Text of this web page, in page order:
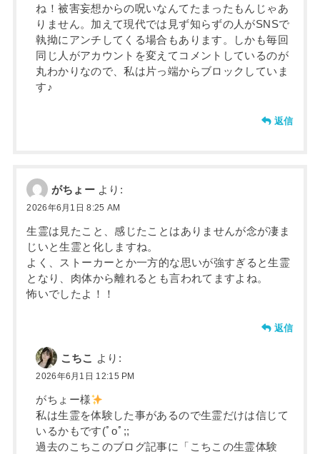
ね！被害妄想からの呪いなんてたまったもんじゃあ
りません。加えて現代では見ず知らずの人がSNSで
執拗にアンチしてくる場合もあります。しかも毎回
同じ人がアカウントを変えてコメントしているのが
丸わかりなので、私は片っ端からブロックしていま
す♪
返信
がちょー より:
2026年6月1日 8:25 AM
生霊は見たこと、感じたことはありませんが念が凄ま
じいと生霊と化しますね。
よく、ストーカーとか一方的な思いが強すぎると生霊
となり、肉体から離れるとも言われてますよね。
怖いでしたよ！！
返信
こちこ より:
2026年6月1日 12:15 PM
がちょー様
私は生霊を体験した事があるので生霊だけは信じて
いるかもです(ﾟoﾟ;;
過去のこちこのブログ記事に「こちこの生霊体験